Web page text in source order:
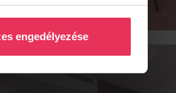
engedélyezése